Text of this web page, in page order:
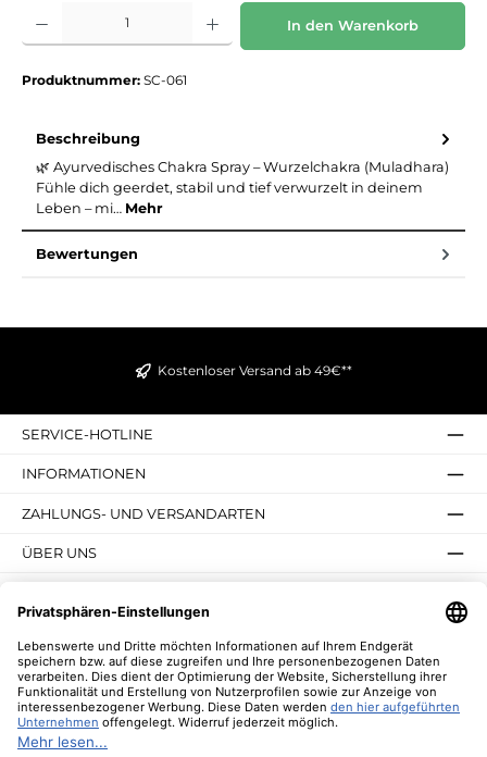
Produkt Anzahl: Gib den gewünschten Wert ein oder benutze die Schaltflächen um
In den Warenkorb
Produktnummer: SC-061
Beschreibung
🌿 Ayurvedisches Chakra Spray – Wurzelchakra (Muladhara)
Fühle dich geerdet, stabil und tief verwurzelt in deinem
Leben – mi… Mehr
Bewertungen
Kostenloser Versand ab 49€**
SERVICE-HOTLINE
INFORMATIONEN
ZAHLUNGS- UND VERSANDARTEN
ÜBER UNS
NEWSLETTER
* Alle Preise inkl. gesetzl. Mehrwertsteuer zzgl.
Nachnahmegebühren, wenn nicht anders angegeben.